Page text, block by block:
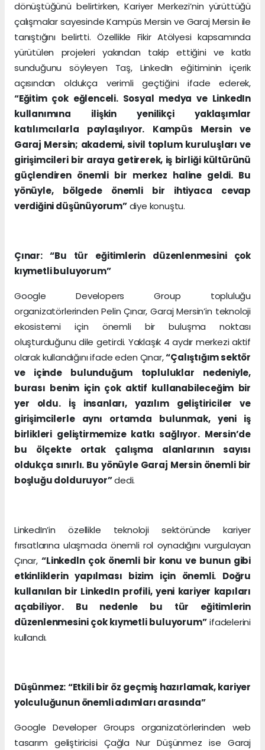
dönüştüğünü belirtirken, Kariyer Merkezi’nin yürüttüğü
çalışmalar sayesinde Kampüs Mersin ve Garaj Mersin ile
tanıştığını belirtti. Özellikle Fikir Atölyesi kapsamında
yürütülen projeleri yakından takip ettiğini ve katkı
sunduğunu söyleyen Taş, LinkedIn eğitiminin içerik
açısından oldukça verimli geçtiğini ifade ederek,
“Eğitim çok eğlenceli. Sosyal medya ve LinkedIn
kullanımına ilişkin yenilikçi yaklaşımlar
katılımcılarla paylaşılıyor. Kampüs Mersin ve
Garaj Mersin; akademi, sivil toplum kuruluşları ve
girişimcileri bir araya getirerek, iş birliği kültürünü
güçlendiren önemli bir merkez haline geldi. Bu
yönüyle, bölgede önemli bir ihtiyaca cevap
verdiğini düşünüyorum”diye konuştu.
Çınar: “Bu tür eğitimlerin düzenlenmesini çok
kıymetli buluyorum”
Google Developers Group topluluğu
organizatörlerinden Pelin Çınar, Garaj Mersin’in teknoloji
ekosistemi için önemli bir buluşma noktası
oluşturduğunu dile getirdi. Yaklaşık 4 aydır merkezi aktif
olarak kullandığını ifade eden Çınar,“Çalıştığım sektör
ve içinde bulunduğum topluluklar nedeniyle,
burası benim için çok aktif kullanabileceğim bir
yer oldu. İş insanları, yazılım geliştiriciler ve
girişimcilerle aynı ortamda bulunmak, yeni iş
birlikleri geliştirmemize katkı sağlıyor. Mersin’de
bu ölçekte ortak çalışma alanlarının sayısı
oldukça sınırlı. Bu yönüyle Garaj Mersin önemli bir
boşluğu dolduruyor”dedi.
LinkedIn’in özellikle teknoloji sektöründe kariyer
fırsatlarına ulaşmada önemli rol oynadığını vurgulayan
Çınar,“Linkedln çok önemli bir konu ve bunun gibi
etkinliklerin yapılması bizim için önemli. Doğru
kullanılan bir LinkedIn profili, yeni kariyer kapıları
açabiliyor. Bu nedenle bu tür eğitimlerin
düzenlenmesini çok kıymetli buluyorum”ifadelerini
kullandı.
Düşünmez: “Etkili bir öz geçmiş hazırlamak, kariyer
yolculuğunun önemli adımları arasında”
Google Developer Groups organizatörlerinden web
tasarım geliştiricisi Çağla Nur Düşünmez ise Garaj